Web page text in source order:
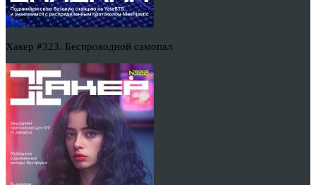
Хакер #323. Беспроводной самопал